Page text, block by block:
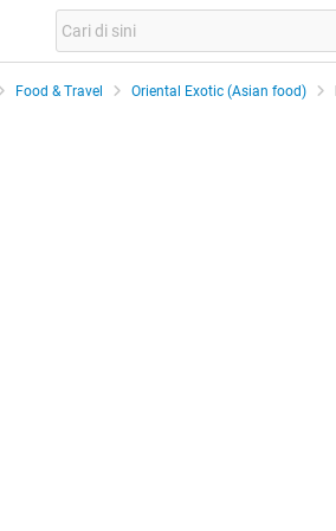
Food & Travel Oriental Exotic (Asian food)